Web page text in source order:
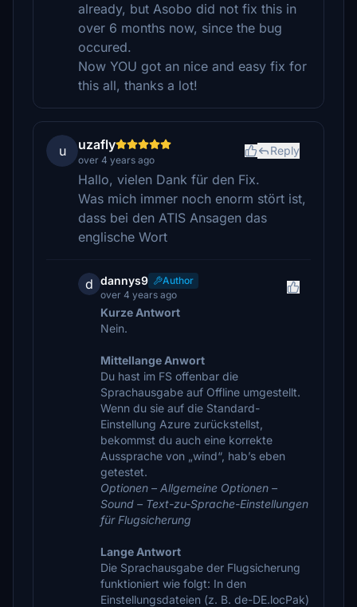
already, but Asobo did not fix this in
over 6 months now, since the bug
occured.
Now YOU got an nice and easy fix for
this all, thanks a lot!
u uzafly
over 4 years ago
Reply
Hallo, vielen Dank für den Fix.
Was mich immer noch enorm stört ist,
dass bei den ATIS Ansagen das
englische Wort
d dannys9
Author
over 4 years ago
Kurze Antwort
Nein.
Mittellange Anwort
Du hast im FS offenbar die
Sprachausgabe auf Offline umgestellt.
Wenn du sie auf die Standard-
Einstellung Azure zurückstellst,
bekommst du auch eine korrekte
Aussprache von „wind“, hab’s eben
getestet.
Optionen – Allgemeine Optionen –
Sound – Text-zu-Sprache-Einstellungen
für Flugsicherung
Lange Antwort
Die Sprachausgabe der Flugsicherung
funktioniert wie folgt: In den
Einstellungsdateien (z. B. de-DE.locPak)